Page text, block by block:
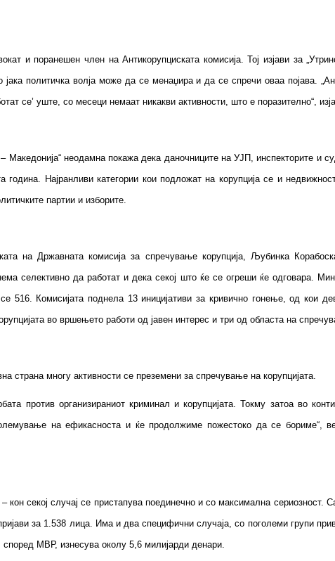
и поранешен член на Антикорупциската комисија. Тој изјави за
политичка волја може да се менаџира и да се спречи оваа појава.
се’ уште, со месеци немаат никакви активности, што е поразително“,
неодамна покажа дека даночниците на УЈП, инспекторите и
Најранливи категории кои подложат на корупција се и
партии и изборите.
на Државната комисија за спречување корупција, Љубинка
селективно да работат и дека секој што ќе се огреши ќе одговара.
516. Комисијата поднела 13 иницијативи за кривично гонење, од кои
во вршењето работи од јавен интерес и три од областа на
страна многу активности се преземени за спречување на корупцијата.
против организираниот криминал и корупцијата. Токму затоа во
на ефикасноста и ќе продолжиме пожестоко да се
секој случај се пристапува поединечно и со максимална сериозност.
за 1.538 лица. Има и два специфични случаја, со поголеми групи
според МВР, изнесува околу 5,6 милијарди денари.